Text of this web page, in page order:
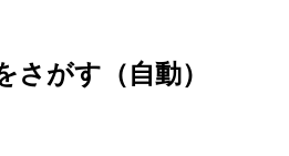
さがす（自動）